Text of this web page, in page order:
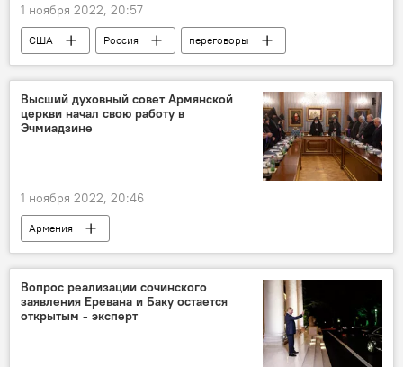
1 ноября 2022, 20:57
США Россия
переговоры
Украина
Белый дом
Высший духовный совет Армянской
церкви начал свою работу в
Эчмиадзине
1 ноября 2022, 20:46
Армения
Первопрестольный Святой Эчмиадзин
ААЦ
Вопрос реализации сочинского
заявления Еревана и Баку остается
открытым - эксперт